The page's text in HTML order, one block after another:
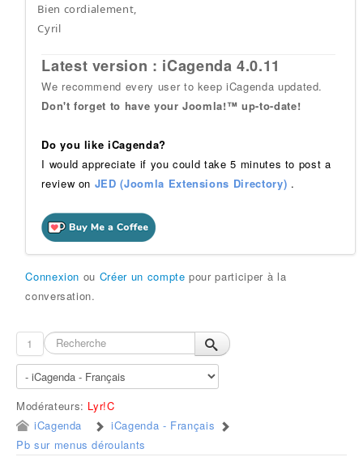
Bien cordialement,
Cyril
Latest version : iCagenda 4.0.11
We recommend every user to keep iCagenda updated.
Don't forget to have your Joomla!™ up-to-date!
Do you like iCagenda?
I would appreciate if you could take 5 minutes to post a
review on JED (Joomla Extensions Directory) .
Connexion ou Créer un compte pour participer à la
conversation.
1
Modérateurs: Lyr!C
iCagenda
iCagenda - Français
Pb sur menus déroulants